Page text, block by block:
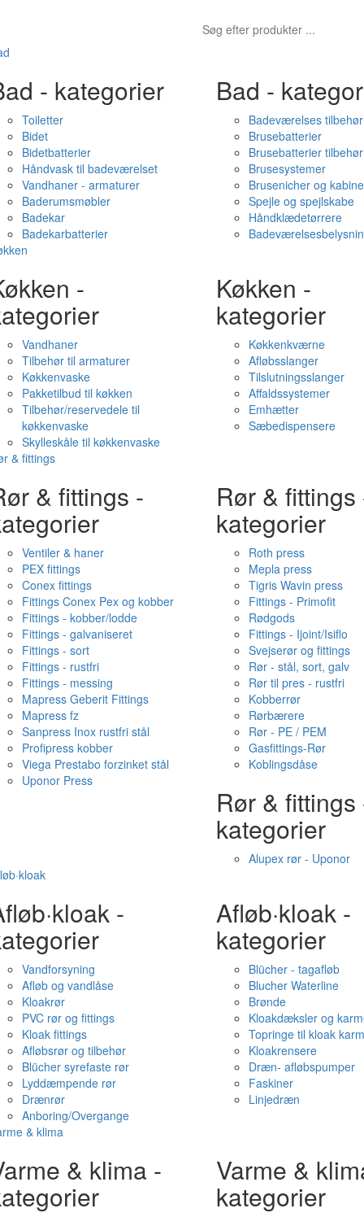
- kategorier
Toiletter
Bidet
Bidetbatterier
Håndvask til badeværelset
Vandhaner - armaturer
Baderumsmøbler
Badekar
Badekarbatterier
Bad -
Badeværelses tilbehør
Brusebatterier
Brusebatterier tilbehør
Brusesystemer
Brusenicher og
Spejle og spejlskabe
Håndklædetørrere
-
Vandhaner
Tilbehør til armaturer
Køkkenvaske
Pakketilbud til køkken
Tilbehør/reservedele til
køkkenvaske
Skylleskåle til køkkenvaske
Køkken -
kategorier
Køkkenkværne
Afløbsslanger
Tilslutningsslanger
Affaldssystemer
Emhætter
Sæbedispensere
& fittings
& fittings -
Ventiler & haner
PEX fittings
Conex fittings
Fittings Conex Pex og kobber
Fittings - kobber/lodde
Fittings - galvaniseret
Fittings - sort
Fittings - rustfri
Fittings - messing
Mapress Geberit Fittings
Mapress fz
Sanpress Inox rustfri stål
Profipress kobber
Viega Prestabo forzinket stål
Uponor Press
Rør & fittings
kategorier
Roth press
Mepla press
Tigris Wavin press
Fittings - Primofit
Rødgods
Fittings - Ijoint/Isiflo
Svejserør og fittings
Rør - stål, sort, galv
Rør til pres - rustfri
Kobberrør
Rørbærere
Rør - PE / PEM
Gasfittings-Rør
Koblingsdåse
Rør & fittings
kategorier
Alupex rør - Uponor
-
Vandforsyning
Afløb og vandlåse
Kloakrør
PVC rør og fittings
Kloak fittings
Afløbsrør og tilbehør
Blücher syrefaste rør
Lyddæmpende rør
Drænrør
Anboring/Overgange
Afløb·kloak -
kategorier
Blücher - tagafløb
Blucher Waterline
Brønde
Kloakdæksler og
Topringe til kloak
Kloakrensere
Dræn- afløbspumper
Faskiner
Linjedræn
& klima
& klima - Varme &
kategorier